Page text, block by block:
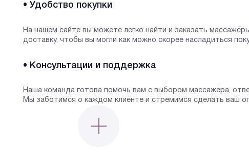
• Удобство покупки
На нашем сайте вы можете легко найти и заказать
доставку, чтобы вы могли как можно скорее насладиться
• Консультации и поддержка
Наша команда готова помочь вам с выбором массажёра,
Мы заботимся о каждом клиенте и стремимся сделать ваш